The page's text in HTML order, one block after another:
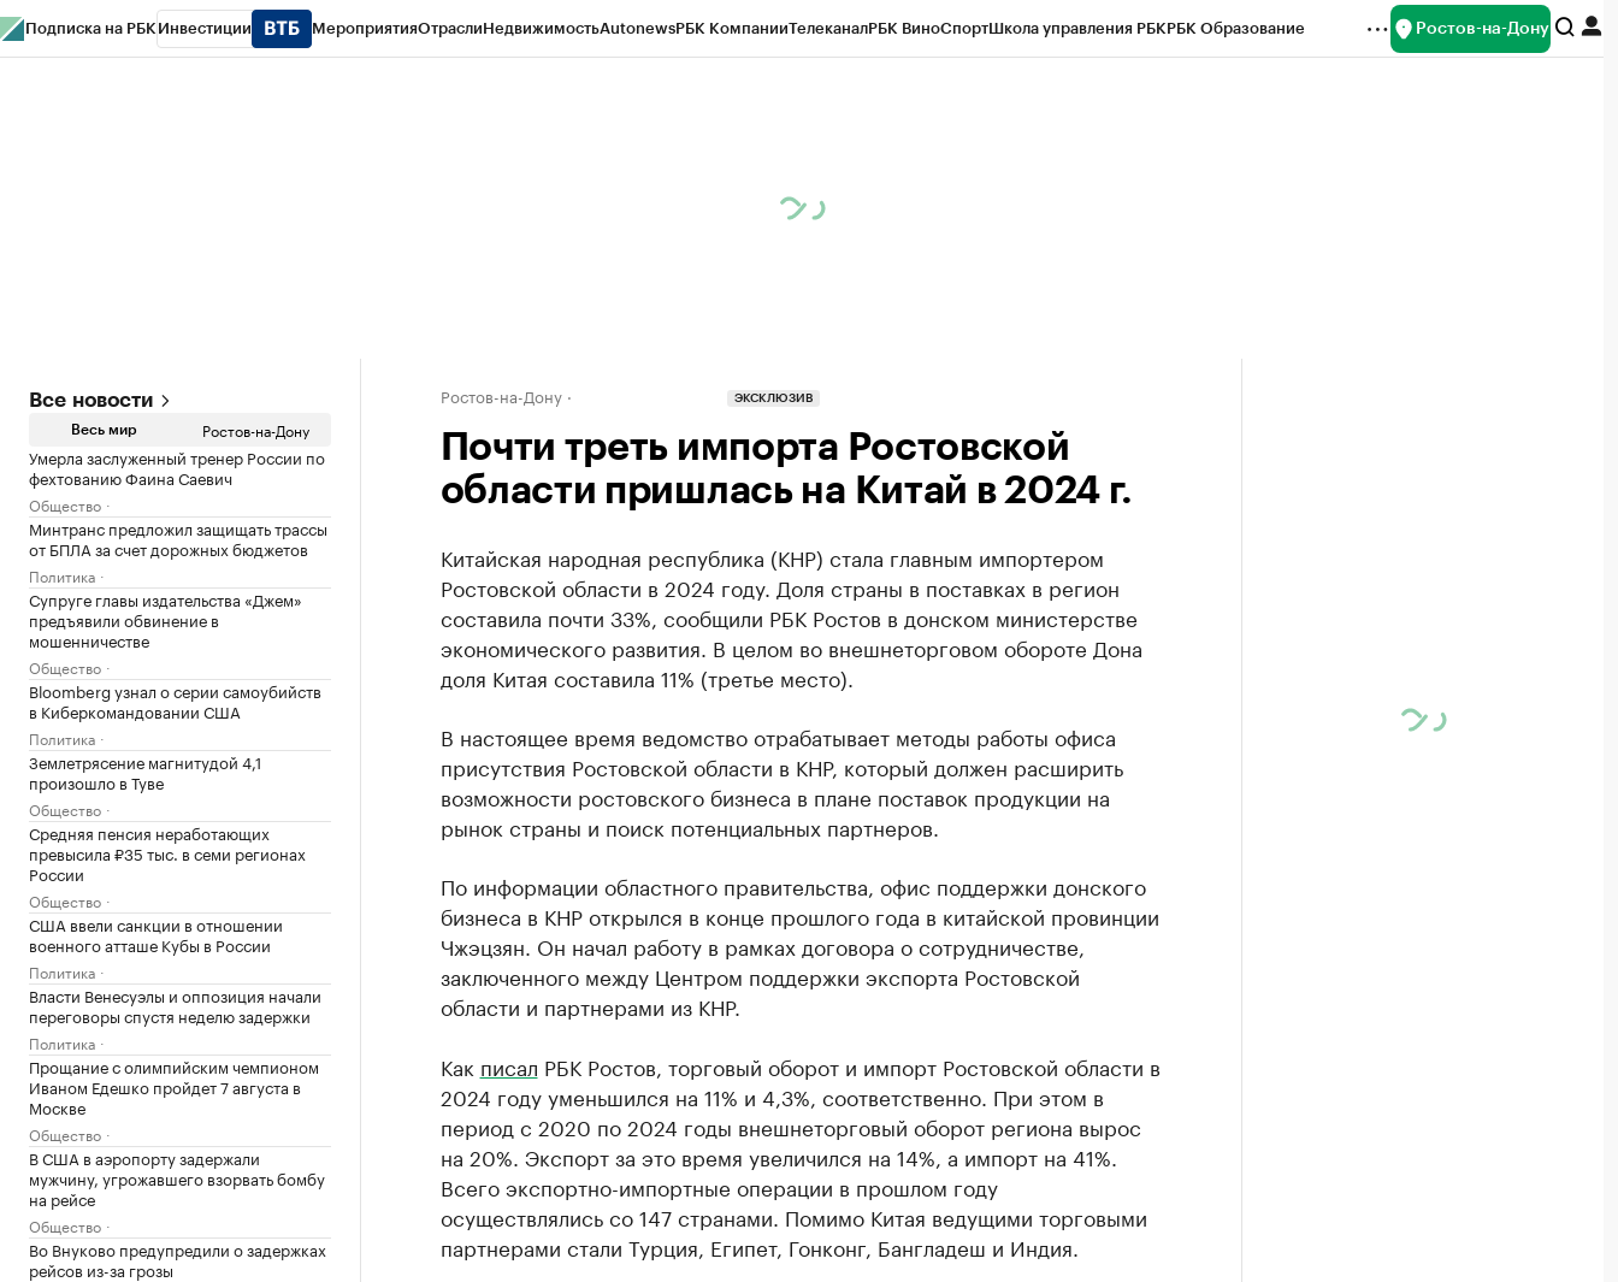
Подписка на РБК Инвестиции МероприятияОтраслиНедвижимостьAutonewsРБК КомпанииТелеканалРБК ВиноСпортШкола управления РБКРБК Образование Ростов-на-Дону
Все новости
Весь мир Ростов-на-Дону
Умерла заслуженный тренер России по
фехтованию Фаина Саевич
Общество
Минтранс предложил защищать трассы
от БПЛА за счет дорожных бюджетов
Политика
Супруге главы издательства «Джем»
предъявили обвинение в
мошенничестве
Общество
Bloomberg узнал о серии самоубийств
в Киберкомандовании США
Политика
Землетрясение магнитудой 4,1
произошло в Туве
Общество
Средняя пенсия неработающих
превысила ₽35 тыс. в семи регионах
России
Общество
США ввели санкции в отношении
военного атташе Кубы в России
Политика
Власти Венесуэлы и оппозиция начали
переговоры спустя неделю задержки
Политика
Прощание с олимпийским чемпионом
Иваном Едешко пройдет 7 августа в
Москве
Общество
В США в аэропорту задержали
мужчину, угрожавшего взорвать бомбу
на рейсе
Общество
Во Внуково предупредили о задержках
рейсов из-за грозы
Ростов-на-Дону ЭКСКЛЮЗИВ
Почти треть импорта Ростовской
области пришлась на Китай в 2024 г.
Китайская народная республика (КНР) стала главным импортером
Ростовской области в 2024 году. Доля страны в поставках в регион
составила почти 33%, сообщили РБК Ростов в донском министерстве
экономического развития. В целом во внешнеторговом обороте Дона
доля Китая составила 11% (третье место).
В настоящее время ведомство отрабатывает методы работы офиса
присутствия Ростовской области в КНР, который должен расширить
возможности ростовского бизнеса в плане поставок продукции на
рынок страны и поиск потенциальных партнеров.
По информации областного правительства, офис поддержки донского
бизнеса в КНР открылся в конце прошлого года в китайской провинции
Чжэцзян. Он начал работу в рамках договора о сотрудничестве,
заключенного между Центром поддержки экспорта Ростовской
области и партнерами из КНР.
Как писал РБК Ростов, торговый оборот и импорт Ростовской области в
2024 году уменьшился на 11% и 4,3%, соответственно. При этом в
период с 2020 по 2024 годы внешнеторговый оборот региона вырос
на 20%. Экспорт за это время увеличился на 14%, а импорт на 41%.
Всего экспортно-импортные операции в прошлом году
осуществлялись со 147 странами. Помимо Китая ведущими торговыми
партнерами стали Турция, Египет, Гонконг, Бангладеш и Индия.